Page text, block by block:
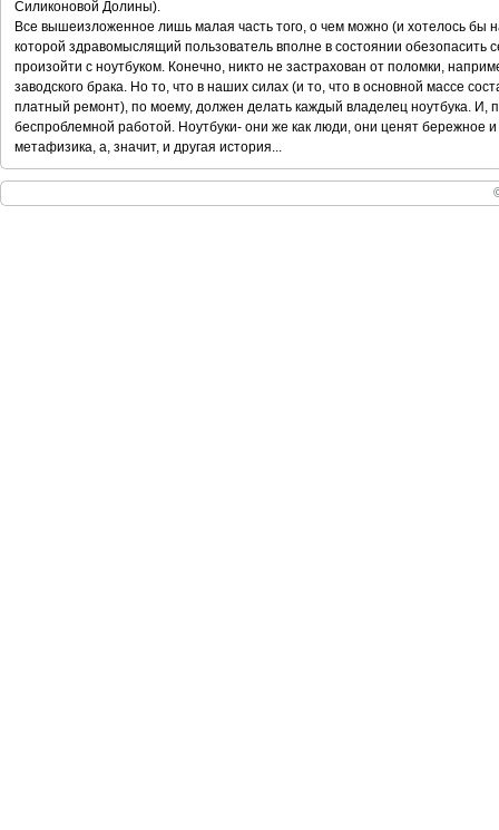
Силиконовой Долины).
Все вышеизложенное лишь малая часть того, о чем можно (и хотелось бы
которой здравомыслящий пользователь вполне в состоянии обезопасить
произойти с ноутбуком. Конечно, никто не застрахован от поломки,
заводского брака. Но то, что в наших силах (и то, что в основной массе
платный ремонт), по моему, должен делать каждый владелец ноутбука. И,
беспроблемной работой. Ноутбуки- они же как люди, они ценят бережное
метафизика, а, значит, и другая история...